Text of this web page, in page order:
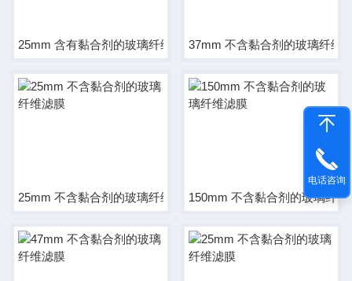
25mm 含有黏合剂的玻璃纤维滤膜37mm 不含黏合剂的玻璃纤维
25mm 不含黏合剂的玻璃纤维滤膜150mm 不含黏合剂的玻璃纤维
电话咨询